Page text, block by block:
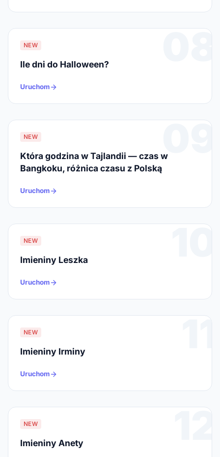
08
NEW
Ile dni do Halloween?
Uruchom
09
NEW
Która godzina w Tajlandii — czas w
Bangkoku, różnica czasu z Polską
Uruchom
10
NEW
Imieniny Leszka
Uruchom
11
NEW
Imieniny Irminy
Uruchom
12
NEW
Imieniny Anety